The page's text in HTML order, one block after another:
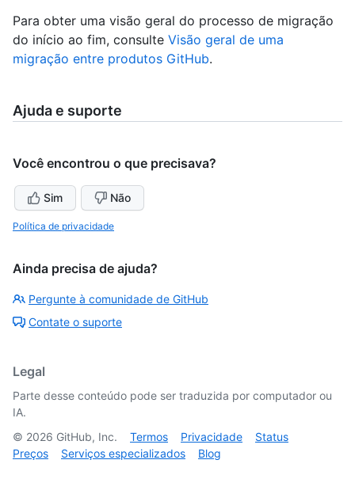
Para obter uma visão geral do processo de migração
do início ao fim, consulte Visão geral de uma
migração entre produtos GitHub.
Ajuda e suporte
Você encontrou o que precisava?
Sim Não
Política de privacidade
Ainda precisa de ajuda?
Pergunte à comunidade de GitHub
Contate o suporte
Legal
Parte desse conteúdo pode ser traduzida por computador ou
IA.
© 2026 GitHub, Inc. Termos Privacidade
Status
Preços
Serviços especializados Blog